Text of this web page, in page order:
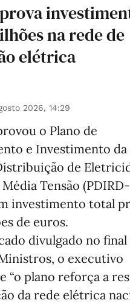
na rede de
elétrica
2026, 14:29
o Plano de
e Investimento da
de
Tensão
investimento total
de euros.
divulgado no final
o executivo
“o plano reforça a
da rede elétrica